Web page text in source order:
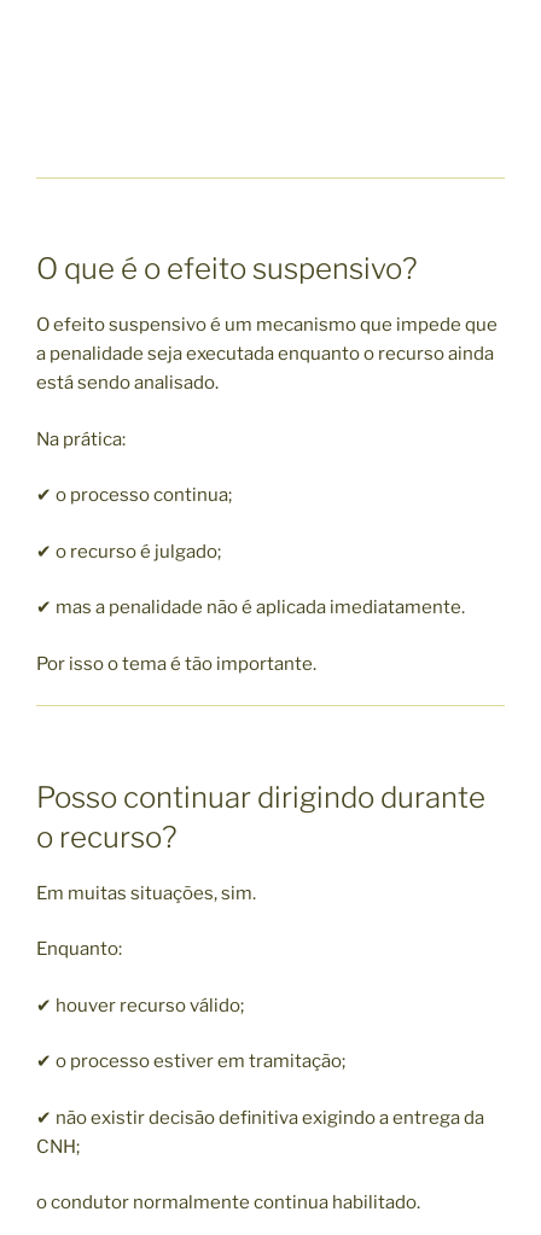
O que é o efeito suspensivo?
O efeito suspensivo é um mecanismo que impede que
a penalidade seja executada enquanto o recurso ainda
está sendo analisado.
Na prática:
✔ o processo continua;
✔ o recurso é julgado;
✔ mas a penalidade não é aplicada imediatamente.
Por isso o tema é tão importante.
Posso continuar dirigindo durante
o recurso?
Em muitas situações, sim.
Enquanto:
✔ houver recurso válido;
✔ o processo estiver em tramitação;
✔ não existir decisão definitiva exigindo a entrega da
CNH;
o condutor normalmente continua habilitado.